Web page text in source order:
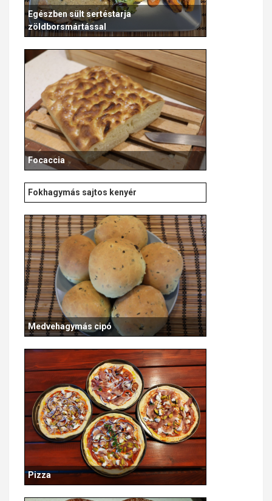
Egészben sült sertéstarja
zöldborsmártással
Focaccia
Fokhagymás sajtos kenyér
Medvehagymás cipó
Pizza